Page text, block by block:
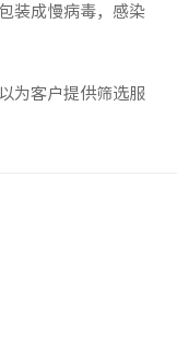
装成慢病毒，感染
为客户提供筛选服